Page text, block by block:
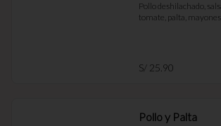
Pollo deshilachado,
tomate, palta,
S/ 25.90
Pollo y Palta